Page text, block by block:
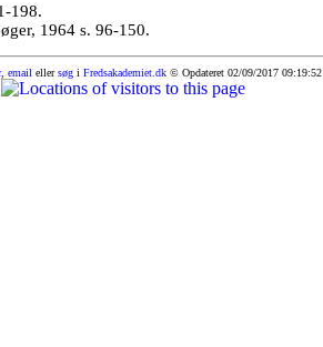
198.
1964 s. 96-150.
, emailellersøgi Fredsakademiet.dk © Opdateret 02/09/2017 09:19:52